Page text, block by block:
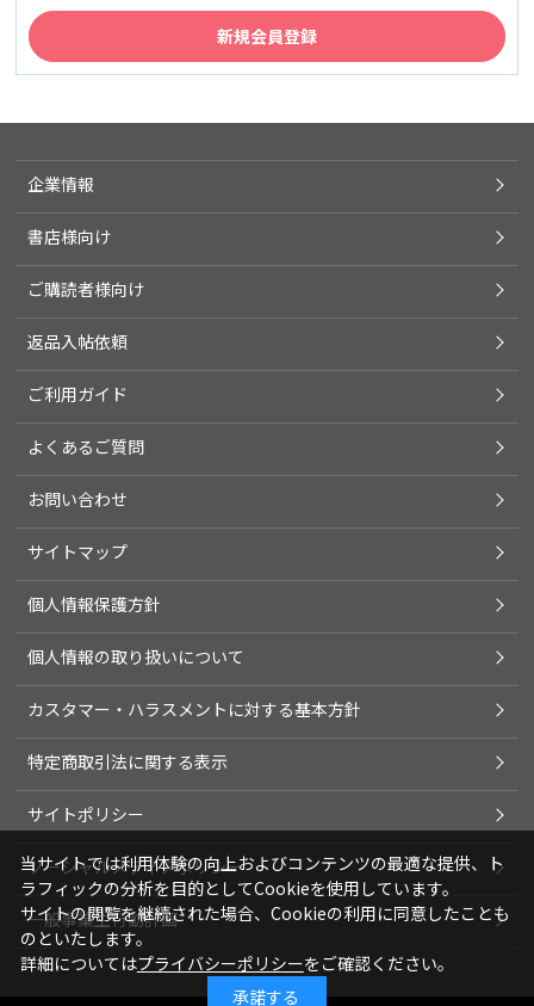
企業情報
書店様向け
ご購読者様向け
返品入帖依頼
ご利用ガイド
よくあるご質問
お問い合わせ
サイトマップ
個人情報保護方針
個人情報の取り扱いについて
カスタマー・ハラスメントに対する基本方針
特定商取引法に関する表示
サイトポリシー
ソーシャルメディアポリシー
一般事業主行動計画
当サイトでは利用体験の向上およびコンテンツの最適な提供、ト
ラフィックの分析を目的としてCookieを使用しています。
サイトの閲覧を継続された場合、Cookieの利用に同意したことも
のといたします。
詳細についてはプライバシーポリシーをご確認ください。
承諾する